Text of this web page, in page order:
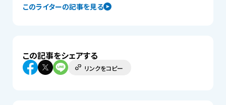
このライターの記事を見る
この記事をシェアする
リンクをコピー